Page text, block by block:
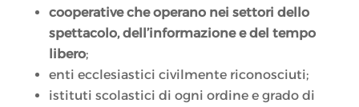
cooperative che operano nei settori dello
spettacolo, dell’informazione e del tempo
libero;
enti ecclesiastici civilmente riconosciuti;
istituti scolastici di ogni ordine e grado di